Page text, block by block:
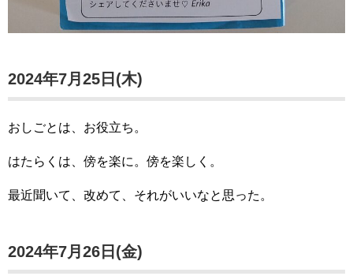
2024年7月25日(木)
おしごとは、お役立ち。
はたらくは、傍を楽に。傍を楽しく。
最近聞いて、改めて、それがいいなと思った。
2024年7月26日(金)